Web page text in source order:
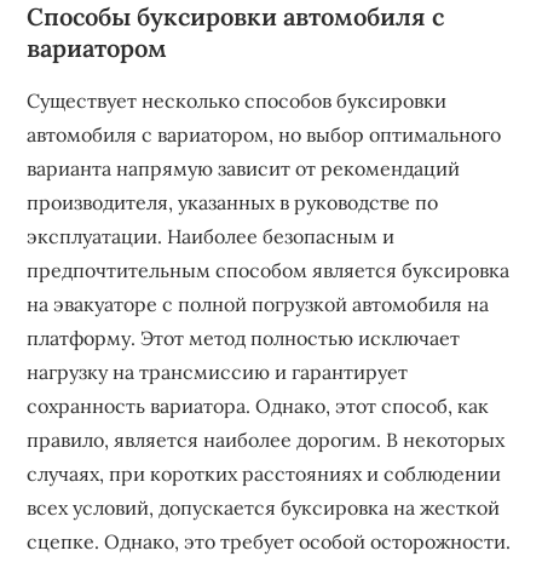
Способы буксировки автомобиля с
вариатором
Существует несколько способов буксировки
автомобиля с вариатором, но выбор оптимального
варианта напрямую зависит от рекомендаций
производителя, указанных в руководстве по
эксплуатации. Наиболее безопасным и
предпочтительным способом является буксировка
на эвакуаторе с полной погрузкой автомобиля на
платформу. Этот метод полностью исключает
нагрузку на трансмиссию и гарантирует
сохранность вариатора. Однако, этот способ, как
правило, является наиболее дорогим. В некоторых
случаях, при коротких расстояниях и соблюдении
всех условий, допускается буксировка на жесткой
сцепке. Однако, это требует особой осторожности.